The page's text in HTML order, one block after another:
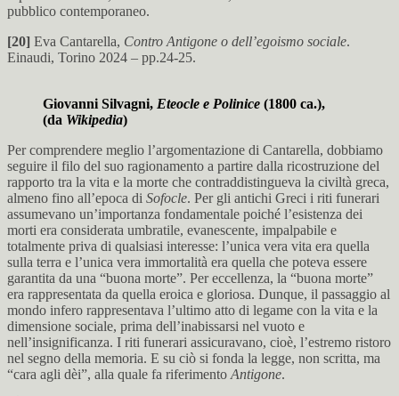
pubblico contemporaneo.
[20] Eva Cantarella, Contro Antigone o dell’egoismo sociale.
Einaudi, Torino 2024 – pp.24-25.
Giovanni Silvagni, Eteocle e Polinice (1800 ca.),
(da Wikipedia)
Per comprendere meglio l’argomentazione di Cantarella, dobbiamo
seguire il filo del suo ragionamento a partire dalla ricostruzione del
rapporto tra la vita e la morte che contraddistingueva la civiltà greca,
almeno fino all’epoca di Sofocle. Per gli antichi Greci i riti funerari
assumevano un’importanza fondamentale poiché l’esistenza dei
morti era considerata umbratile, evanescente, impalpabile e
totalmente priva di qualsiasi interesse: l’unica vera vita era quella
sulla terra e l’unica vera immortalità era quella che poteva essere
garantita da una “buona morte”. Per eccellenza, la “buona morte”
era rappresentata da quella eroica e gloriosa. Dunque, il passaggio al
mondo infero rappresentava l’ultimo atto di legame con la vita e la
dimensione sociale, prima dell’inabissarsi nel vuoto e
nell’insignificanza. I riti funerari assicuravano, cioè, l’estremo ristoro
nel segno della memoria. E su ciò si fonda la legge, non scritta, ma
“cara agli dèi”, alla quale fa riferimento Antigone.